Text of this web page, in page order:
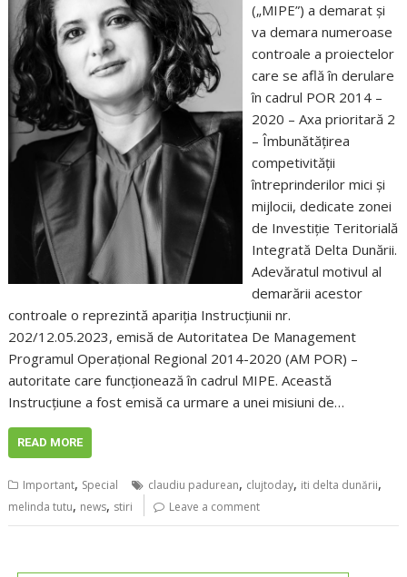
(„MIPE”) a demarat și
va demara numeroase
controale a proiectelor
care se află în derulare
în cadrul POR 2014 –
2020 – Axa prioritară 2
– Îmbunătățirea
competivității
întreprinderilor mici și
mijlocii, dedicate zonei
de Investiție Teritorială
Integrată Delta Dunării.
Adevăratul motivul al
demarării acestor
controale o reprezintă apariția Instrucțiunii nr.
202/12.05.2023, emisă de Autoritatea De Management
Programul Operațional Regional 2014-2020 (AM POR) –
autoritate care funcționează în cadrul MIPE. Această
Instrucțiune a fost emisă ca urmare a unei misiuni de…
READ MORE
Important, Special claudiu padurean, clujtoday, iti delta dunării,
melinda tutu, news, stiri Leave a comment